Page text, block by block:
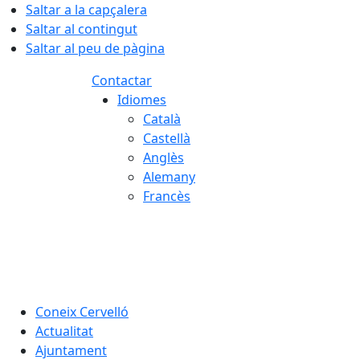
Saltar a la capçalera
Saltar al contingut
Saltar al peu de pàgina
Contactar
Idiomes
Català
Castellà
Anglès
Alemany
Francès
Coneix Cervelló
Actualitat
Ajuntament